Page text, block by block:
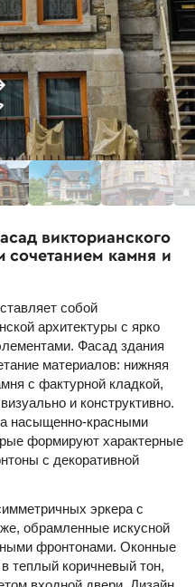
викторианского
сочетанием камня и
собой
архитектуры с ярко
Фасад здания
материалов: нижняя
с фактурной кладкой,
и конструктивно.
насыщенно-красными
формируют характерные
с декоративной
эркера с
обрамленные искусной
фронтонами. Оконные
теплый коричневый тон,